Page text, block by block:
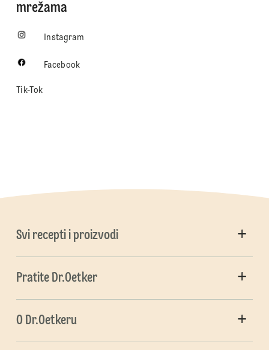
mrežama
Instagram
Facebook
Tik-Tok
Svi recepti i proizvodi
Pratite Dr.Oetker
O Dr.Oetkeru